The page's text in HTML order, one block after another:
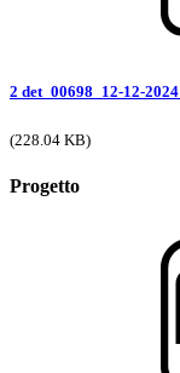
2 det_00698_12-12-
(228.04 KB)
Progetto